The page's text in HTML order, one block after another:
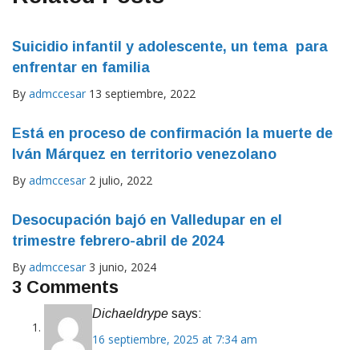
Suicidio infantil y adolescente, un tema para
enfrentar en familia
By admccesar 13 septiembre, 2022
Está en proceso de confirmación la muerte de
Iván Márquez en territorio venezolano
By admccesar 2 julio, 2022
Desocupación bajó en Valledupar en el
trimestre febrero-abril de 2024
By admccesar 3 junio, 2024
3 Comments
Dichaeldrype says:
16 septiembre, 2025 at 7:34 am